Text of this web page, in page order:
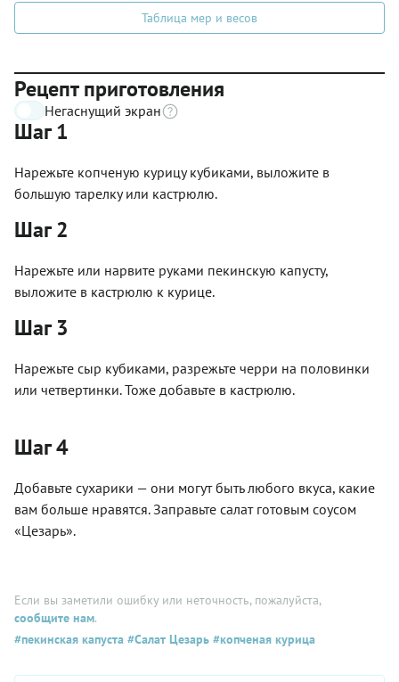
Таблица мер и весов
Рецепт приготовления
Негаснущий экран
Шаг 1
Нарежьте копченую курицу кубиками, выложите в
большую тарелку или кастрюлю.
Шаг 2
Нарежьте или нарвите руками пекинскую капусту,
выложите в кастрюлю к курице.
Шаг 3
Нарежьте сыр кубиками, разрежьте черри на половинки
или четвертинки. Тоже добавьте в кастрюлю.
Шаг 4
Добавьте сухарики — они могут быть любого вкуса, какие
вам больше нравятся. Заправьте салат готовым соусом
«Цезарь».
Если вы заметили ошибку или неточность, пожалуйста,
сообщите нам.
#пекинская капуста #Салат Цезарь #копченая курица